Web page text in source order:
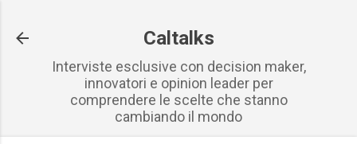
Caltalks
Interviste esclusive con decision maker,
innovatori e opinion leader per
comprendere le scelte che stanno
cambiando il mondo